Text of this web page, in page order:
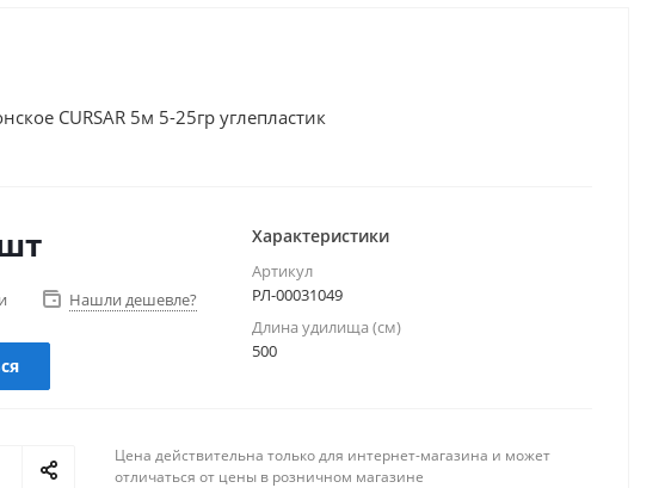
CURSAR 5м 5-25гр углепластик
Нашли дешевле?
Характеристики
Артикул
РЛ-00031049
Длина удилища (см)
500
Цена действительна только для интернет-магазина и может
отличаться от цены в розничном магазине